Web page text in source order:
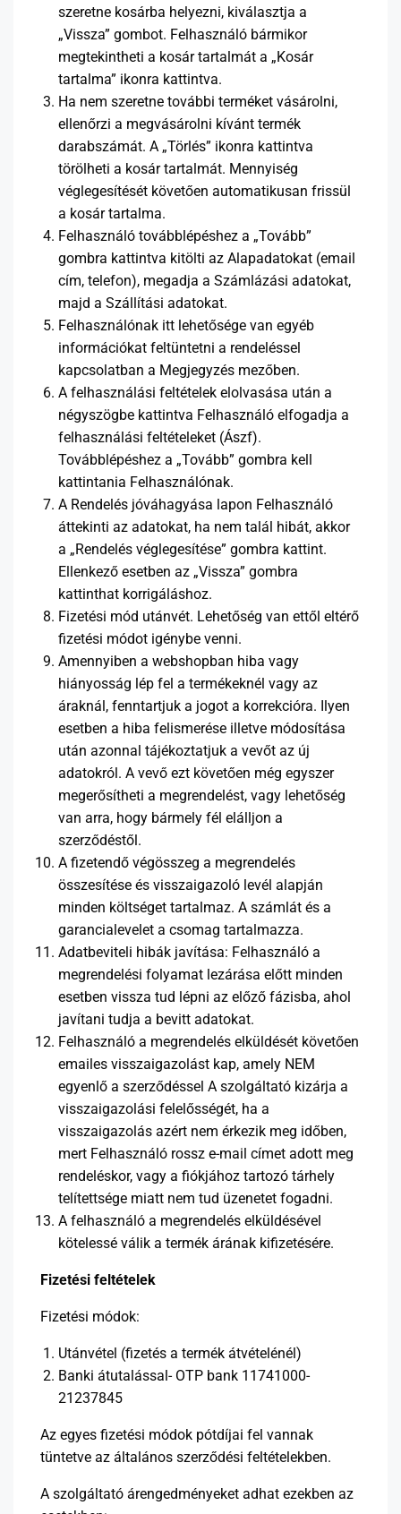
szeretne kosárba helyezni, kiválasztja a
„Vissza” gombot. Felhasználó bármikor
megtekintheti a kosár tartalmát a „Kosár
tartalma” ikonra kattintva.
Ha nem szeretne további terméket vásárolni,
ellenőrzi a megvásárolni kívánt termék
darabszámát. A „Törlés” ikonra kattintva
törölheti a kosár tartalmát. Mennyiség
véglegesítését követően automatikusan frissül
a kosár tartalma.
Felhasználó továbblépéshez a „Tovább”
gombra kattintva kitölti az Alapadatokat (email
cím, telefon), megadja a Számlázási adatokat,
majd a Szállítási adatokat.
Felhasználónak itt lehetősége van egyéb
információkat feltüntetni a rendeléssel
kapcsolatban a Megjegyzés mezőben.
A felhasználási feltételek elolvasása után a
négyszögbe kattintva Felhasználó elfogadja a
felhasználási feltételeket (Ászf).
Továbblépéshez a „Tovább” gombra kell
kattintania Felhasználónak.
A Rendelés jóváhagyása lapon Felhasználó
áttekinti az adatokat, ha nem talál hibát, akkor
a „Rendelés véglegesítése” gombra kattint.
Ellenkező esetben az „Vissza” gombra
kattinthat korrigáláshoz.
Fizetési mód utánvét. Lehetőség van ettől eltérő
fizetési módot igénybe venni.
Amennyiben a webshopban hiba vagy
hiányosság lép fel a termékeknél vagy az
áraknál, fenntartjuk a jogot a korrekcióra. Ilyen
esetben a hiba felismerése illetve módosítása
után azonnal tájékoztatjuk a vevőt az új
adatokról. A vevő ezt követően még egyszer
megerősítheti a megrendelést, vagy lehetőség
van arra, hogy bármely fél elálljon a
szerződéstől.
A fizetendő végösszeg a megrendelés
összesítése és visszaigazoló levél alapján
minden költséget tartalmaz. A számlát és a
garancialevelet a csomag tartalmazza.
Adatbeviteli hibák javítása: Felhasználó a
megrendelési folyamat lezárása előtt minden
esetben vissza tud lépni az előző fázisba, ahol
javítani tudja a bevitt adatokat.
Felhasználó a megrendelés elküldését követően
emailes visszaigazolást kap, amely NEM
egyenlő a szerződéssel A szolgáltató kizárja a
visszaigazolási felelősségét, ha a
visszaigazolás azért nem érkezik meg időben,
mert Felhasználó rossz e-mail címet adott meg
rendeléskor, vagy a fiókjához tartozó tárhely
telítettsége miatt nem tud üzenetet fogadni.
A felhasználó a megrendelés elküldésével
kötelessé válik a termék árának kifizetésére.
Fizetési feltételek
Fizetési módok:
Utánvétel (fizetés a termék átvételénél)
Banki átutalással- OTP bank 11741000-
21237845
Az egyes fizetési módok pótdíjai fel vannak
tüntetve az általános szerződési feltételekben.
A szolgáltató árengedményeket adhat ezekben az